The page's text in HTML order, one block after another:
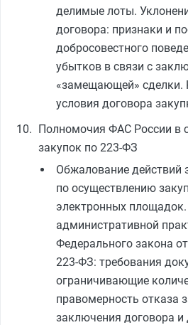
делимые лоты.
договора: признаки и
добросовестного
убытков в связи с
«замещающей» сделки.
условия договора
Полномочия ФАС России в
закупок по 223‑ФЗ
Обжалование действий
по осуществлению
электронных
административной
Федерального закона
223‑ФЗ: требования
ограничивающие
правомерность отказа
заключения договора и